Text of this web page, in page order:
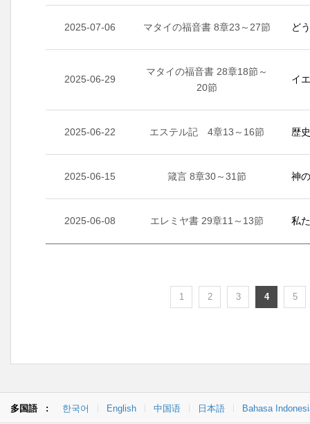
2025-07-06 マタイの福音書 8章23～27節 ど
2025-06-29
マタイの福音書 28章18節～
20節
イ
2025-06-22 エステル記 4章13～16節 歴
2025-06-15 箴言 8章30～31節 神
2025-06-08 エレミヤ書 29章11～13節 私
1 2 3 4 5
多国語 : 한국어 English 中国语 日本語 Bahasa